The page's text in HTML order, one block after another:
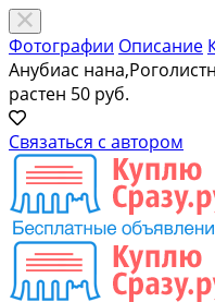
Фотографии Описание
Анубиас
растен 50 руб.
Связаться с автором